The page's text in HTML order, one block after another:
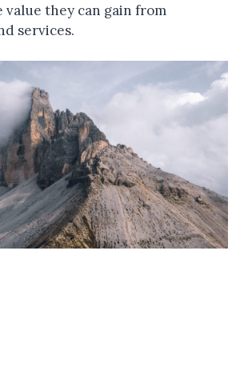
they can gain from
services.